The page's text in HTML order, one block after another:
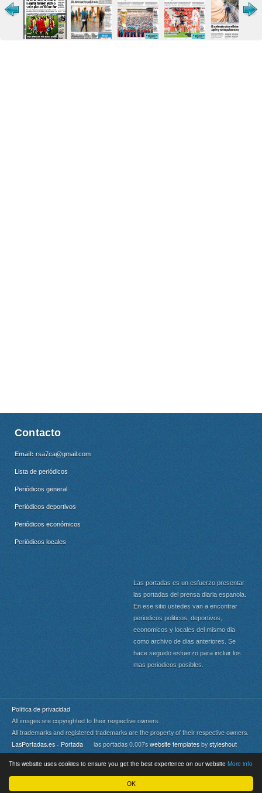
OK
This website uses cookies to ensure you get the best experience on our website More info
Contacto
Email: rsa7ca@gmail.com
Lista de periódicos
Periódicos general
Periódicos deportivos
Periódicos económicos
Periódicos locales
Las portadas es un esfuerzo presentar
las portadas del prensa diaria espanola.
En ese sitio ustedes van a encontrar
periodicos politicos, deportivos,
economicos y locales del mismo dia
como archivo de dias anteriores. Se
hace seguido esfuerzo para incluir los
mas periodicos posibles.
Política de privacidad
All images are copyrighted to their respective owners.
All trademarks and registered trademarks are the property of their respective owners.
LasPortadas.es - Portada las portadas 0.007s website templates by styleshout